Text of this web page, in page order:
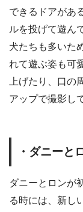
できるドアがあ
ルを投げて遊ん
犬たちも多いた
れて遊ぶ姿も可
上げたり、口の
アップで撮影し
・ダニーと
ダニーとロンが
る時には、新し